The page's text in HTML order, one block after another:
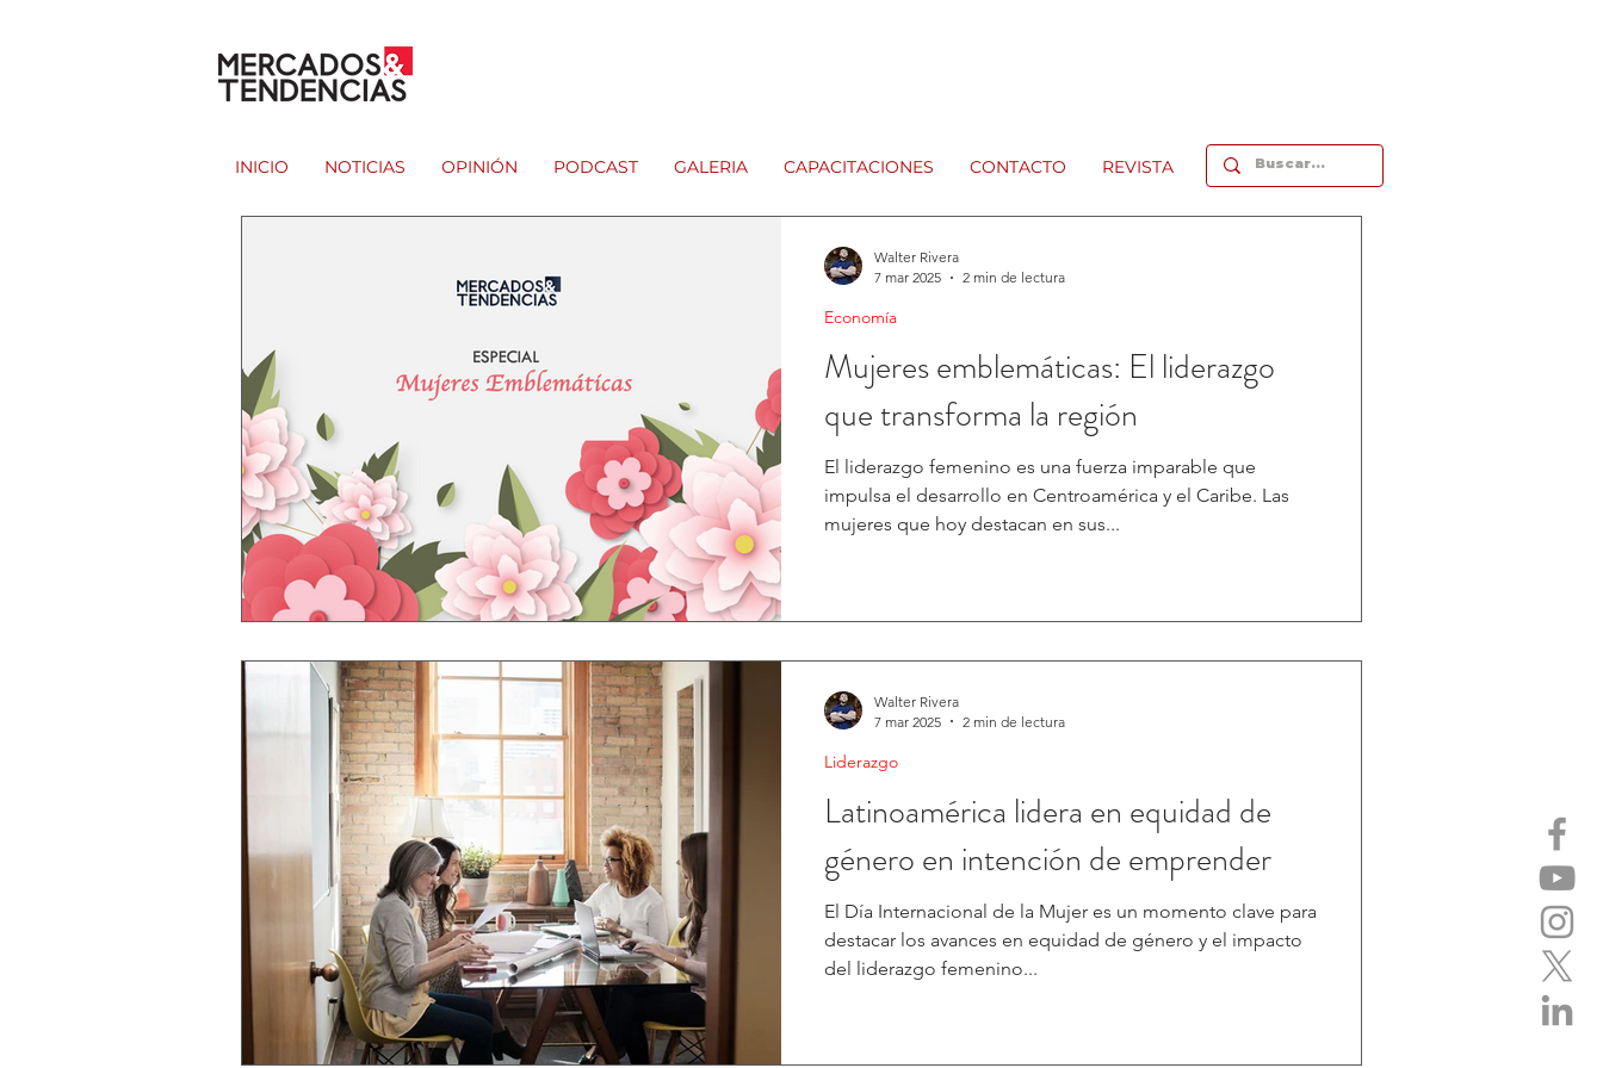
INICIO NOTICIAS OPINIÓN PODCAST GALERIA CAPACITACIONES CONTACTO REVISTA
Mujeres emblemáticas: El liderazgo
que transforma la región
El liderazgo femenino es una fuerza imparable que
impulsa el desarrollo en Centroamérica y el Caribe. Las
mujeres que hoy destacan en sus...
Economía
Walter Rivera
7 mar 2025
2 min de lectura
Latinoamérica lidera en equidad de
género en intención de emprender
El Día Internacional de la Mujer es un momento clave para
destacar los avances en equidad de género y el impacto
del liderazgo femenino...
Liderazgo
Walter Rivera
7 mar 2025
2 min de lectura